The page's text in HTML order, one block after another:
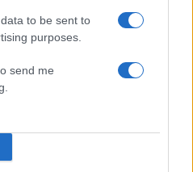
to be sent to
purposes.
send me
τρυφερές στιγμές με
του, Kristen Thoms